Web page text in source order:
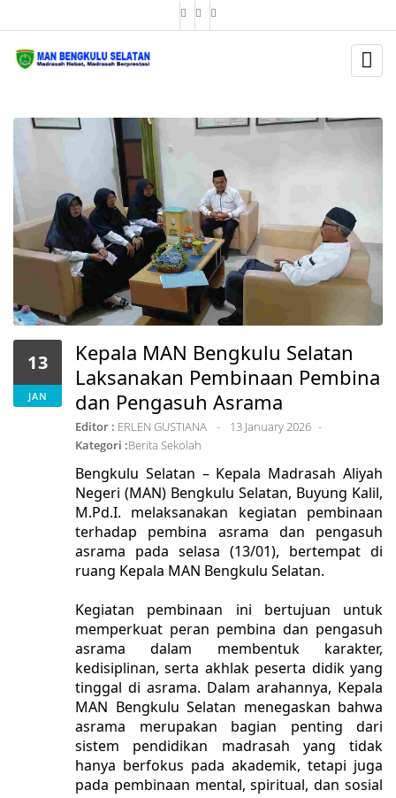
BERITA
13
JAN
Kepala MAN Bengkulu Selatan
Laksanakan Pembinaan Pembina
dan Pengasuh Asrama
Editor : ERLEN GUSTIANA
13 January 2026
Kategori :Berita Sekolah
Bengkulu Selatan – Kepala Madrasah Aliyah
Negeri (MAN) Bengkulu Selatan, Buyung Kalil,
M.Pd.I. melaksanakan kegiatan pembinaan
terhadap pembina asrama dan pengasuh
asrama pada selasa (13/01), bertempat di
ruang Kepala MAN Bengkulu Selatan.
Kegiatan pembinaan ini bertujuan untuk
memperkuat peran pembina dan pengasuh
asrama dalam membentuk karakter,
kedisiplinan, serta akhlak peserta didik yang
tinggal di asrama. Dalam arahannya, Kepala
MAN Bengkulu Selatan menegaskan bahwa
asrama merupakan bagian penting dari
sistem pendidikan madrasah yang tidak
hanya berfokus pada akademik, tetapi juga
pada pembinaan mental, spiritual, dan sosial